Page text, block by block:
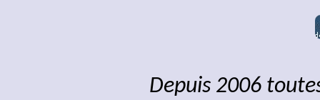
Depuis 2006